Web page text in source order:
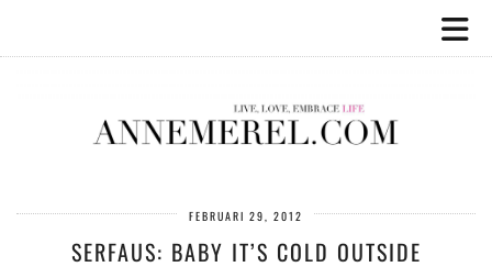
FEBRUARI 29, 2012
SERFAUS: BABY IT’S COLD OUTSIDE